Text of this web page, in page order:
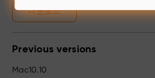
다운로드
Previous versions
Mac10.10